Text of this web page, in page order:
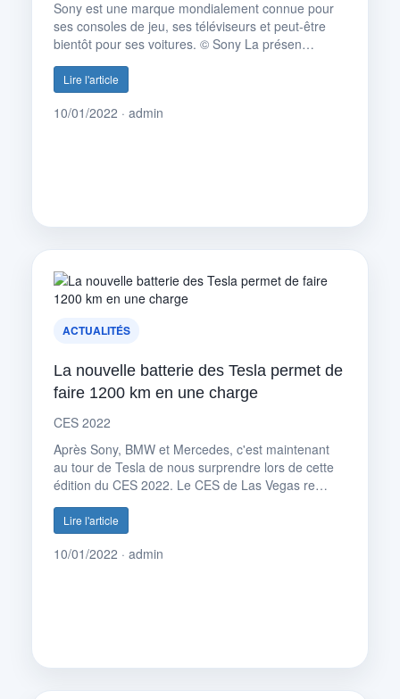
Sony est une marque mondialement connue pour
ses consoles de jeu, ses téléviseurs et peut-être
bientôt pour ses voitures. © Sony La présen…
Lire l'article
10/01/2022 · admin
ACTUALITÉS
La nouvelle batterie des Tesla permet de
faire 1200 km en une charge
CES 2022
Après Sony, BMW et Mercedes, c'est maintenant
au tour de Tesla de nous surprendre lors de cette
édition du CES 2022. Le CES de Las Vegas re…
Lire l'article
10/01/2022 · admin